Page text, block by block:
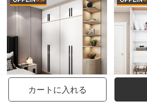
ヨーロッパスタイルのクローゼットは、全体のベッドルームのクローゼットをカスタマイズして、ドアを開けて扉を開けて扉を開けます。
カートに入れる